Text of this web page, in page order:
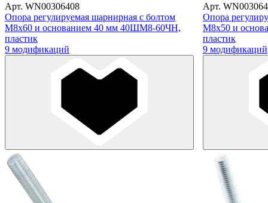
Арт. WN00306408
Опора регулируемая шарнирная с болтом
М8х60 и основанием 40 мм 40ШМ8-60ЧН,
пластик
9 модификаций
Арт.
Опора
М8х50 и
пластик
9 модификаций